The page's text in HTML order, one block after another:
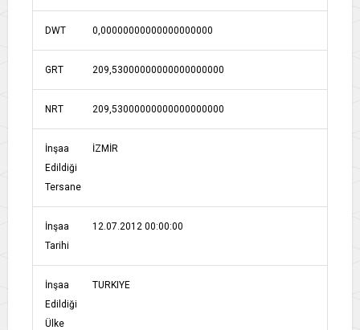
DWT 0,00000000000000000000
GRT 209,53000000000000000000
NRT 209,53000000000000000000
İnşaa
Edildiği
Tersane
İZMİR
İnşaa
Tarihi
12.07.2012 00:00:00
İnşaa
Edildiği
Ülke
TURKIYE